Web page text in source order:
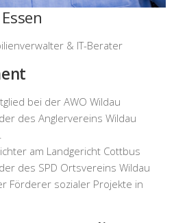
& IT-Berater
bei der AWO Wildau
des Anglervereins Wildau
am Landgericht Cottbus
des SPD Ortsvereins Wildau
Förderer sozialer Projekte in